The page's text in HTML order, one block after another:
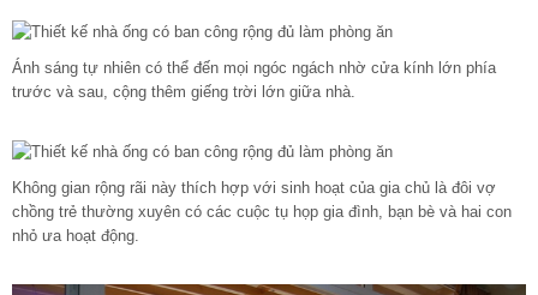
Ánh sáng tự nhiên có thể đến mọi ngóc ngách nhờ cửa kính lớn phía
trước và sau, cộng thêm giếng trời lớn giữa nhà.
Không gian rộng rãi này thích hợp với sinh hoạt của gia chủ là đôi vợ
chồng trẻ thường xuyên có các cuộc tụ họp gia đình, bạn bè và hai con
nhỏ ưa hoạt động.